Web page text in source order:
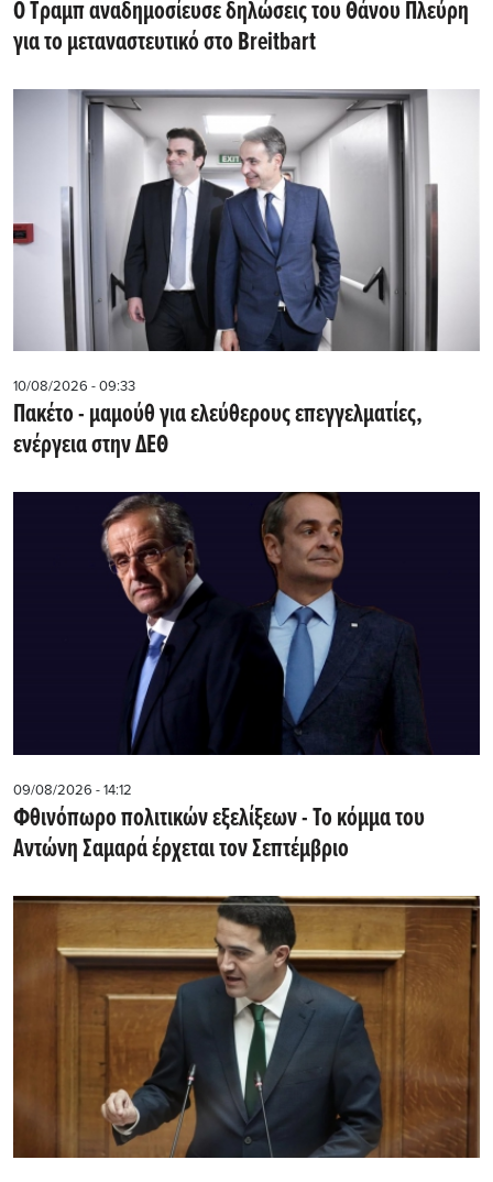
Ο Τραμπ αναδημοσίευσε δηλώσεις του Θάνου Πλεύρη
για το μεταναστευτικό στο Breitbart
10/08/2026 - 09:33
Πακέτο - μαμούθ για ελεύθερους επεγγελματίες,
ενέργεια στην ΔΕΘ
09/08/2026 - 14:12
Φθινόπωρο πολιτικών εξελίξεων - Το κόμμα του
Αντώνη Σαμαρά έρχεται τον Σεπτέμβριο